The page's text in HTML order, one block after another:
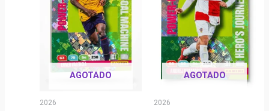
AGOTADO
2026
AGOTADO
2026